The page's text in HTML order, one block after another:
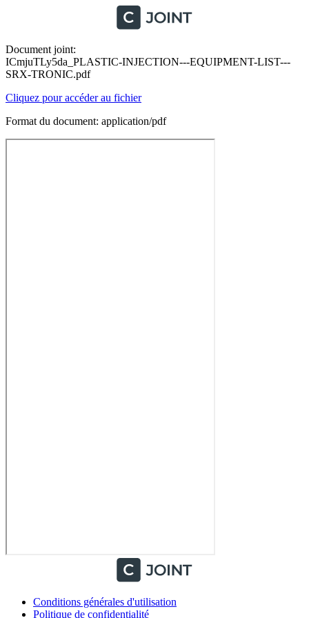
Document joint:
ICmjuTLy5da_PLASTIC-INJECTION---EQUIPMENT-LIST---
SRX-TRONIC.pdf
Cliquez pour accéder au fichier
Format du document: application/pdf
Conditions générales d'utilisation
Politique de confidentialité